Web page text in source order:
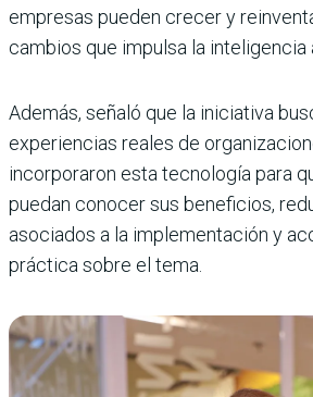
empresas pueden crecer y
cambios que impulsa la inteligencia
Además, señaló que la iniciativa
experiencias reales de
incorporaron esta tecnología para
puedan conocer sus beneficios,
asociados a la implementación y
práctica sobre el tema.